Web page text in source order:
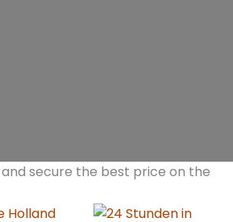
secure the best price on the